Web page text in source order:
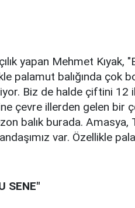
yapan Mehmet Kıyak,
palamut balığında çok
Biz de halde çiftini 12
çevre illerden gelen bir
balık burada. Amasya,
var. Özellikle
SENE"